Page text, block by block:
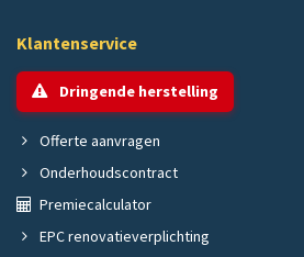
Klantenservice
Dringende herstelling
Offerte aanvragen
Onderhoudscontract
Premiecalculator
EPC renovatieverplichting